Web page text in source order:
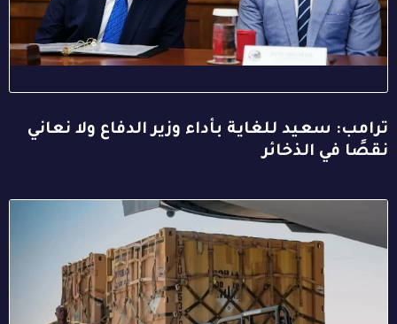
ترامب: سعيد للغاية بأداء وزير الدفاع ولا نعاني
نقصًا في الذخائر